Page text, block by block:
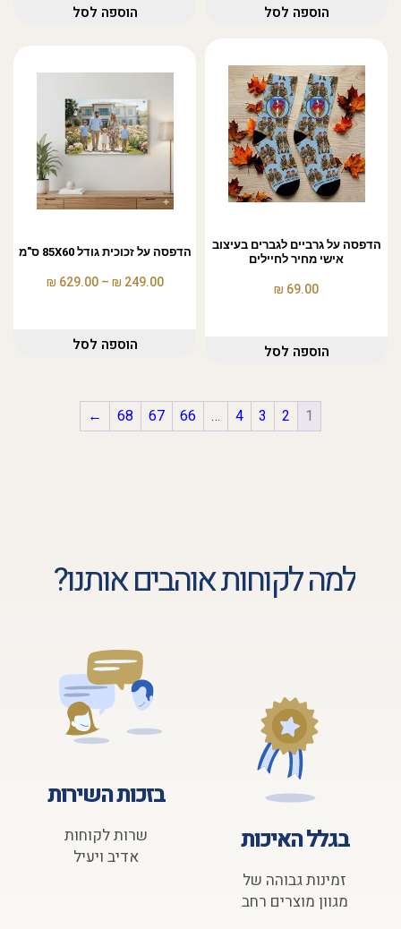
הוספה לסל הוספה לסל
הדפסה על גרביים לגברים בעיצוב
אישי מחיר לחיילים
69.00
₪
הוספה לסל
הדפסה על זכוכית גודל 85X60 ס"מ
249.00
₪
–
629.00
₪
הוספה לסל
1
2
3
4
…
66
67
68
←
למה לקוחות אוהבים אותנו?
בגלל האיכות
זמינות גבוהה של
מגוון מוצרים רחב
בזכות השירות
שרות לקוחות
אדיב ויעיל